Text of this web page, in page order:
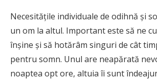
Necesitățile individuale de odihnă și
un om la altul. Important este să ne
înșine și să hotărâm singuri de cât
pentru somn. Unul are neapărată
noaptea opt ore, altuia îi sunt